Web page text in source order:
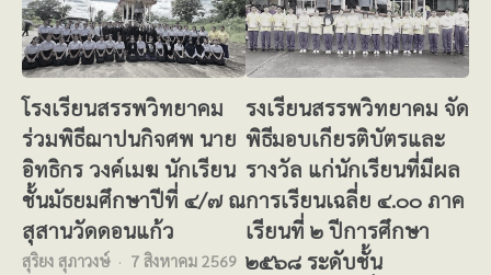
โรงเรียนสรรพวิทยาคม
ร่วมพิธีฌาปนกิจศพ นาย
อิทธิกร วงค์เมฆ นักเรียน
ชั้นมัธยมศึกษาปีที่ ๔/๗ ณ
สุสานวัดดอนแก้ว
สุริยง สุภาวงษ์ 7 สิงหาคม 2569
รงเรียนสรรพวิทยาคม จัด
พิธีมอบเกียรติบัตรและ
รางวัล แก่นักเรียนที่มีผล
การเรียนเฉลี่ย ๔.๐๐ ภาค
เรียนที่ ๒ ปีการศึกษา
๒๕๖๘ ระดับชั้น